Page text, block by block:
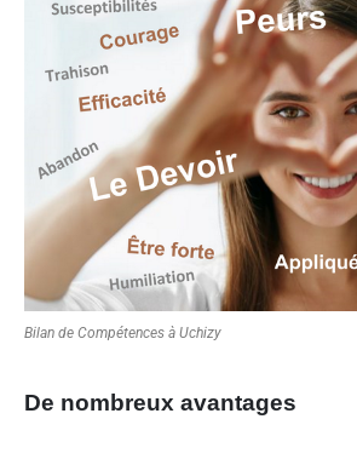
Bilan de Compétences à Uchizy
De nombreux avantages